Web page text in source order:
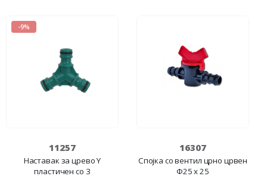
-9%
11257
Наставак за црево Y
пластичен со 3
16307
Спојка со вентил црно црвен
Ф25 x 25